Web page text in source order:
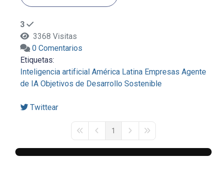
3
3368 Visitas
0 Comentarios
Etiquetas:
Inteligencia artificial América Latina Empresas Agente
de IA Objetivos de Desarrollo Sostenible
Twittear
First PagePrevious Page
1
Next PageLast Page